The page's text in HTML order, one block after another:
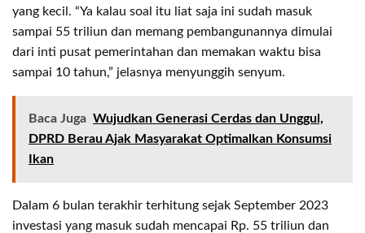
yang kecil. “Ya kalau soal itu liat saja ini sudah masuk
sampai 55 triliun dan memang pembangunannya dimulai
dari inti pusat pemerintahan dan memakan waktu bisa
sampai 10 tahun,” jelasnya menyunggih senyum.
Baca Juga Wujudkan Generasi Cerdas dan Unggul,
DPRD Berau Ajak Masyarakat Optimalkan Konsumsi
Ikan
Dalam 6 bulan terakhir terhitung sejak September 2023
investasi yang masuk sudah mencapai Rp. 55 triliun dan